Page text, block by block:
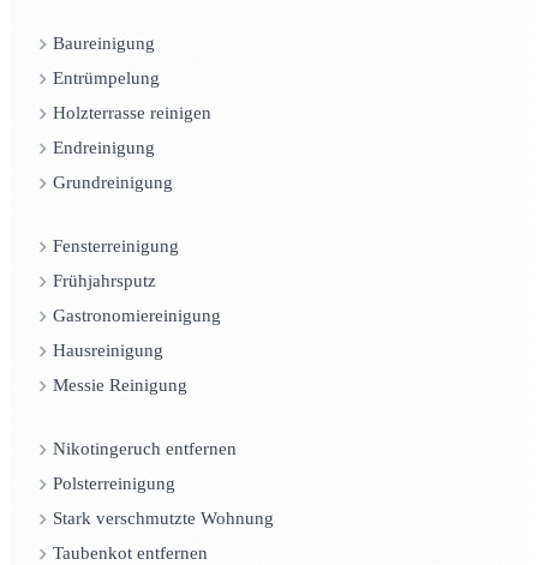
Baureinigung
Entrümpelung
Holzterrasse reinigen
Endreinigung
Grundreinigung
Fensterreinigung
Frühjahrsputz
Gastronomiereinigung
Hausreinigung
Messie Reinigung
Nikotingeruch entfernen
Polsterreinigung
Stark verschmutzte Wohnung
Taubenkot entfernen